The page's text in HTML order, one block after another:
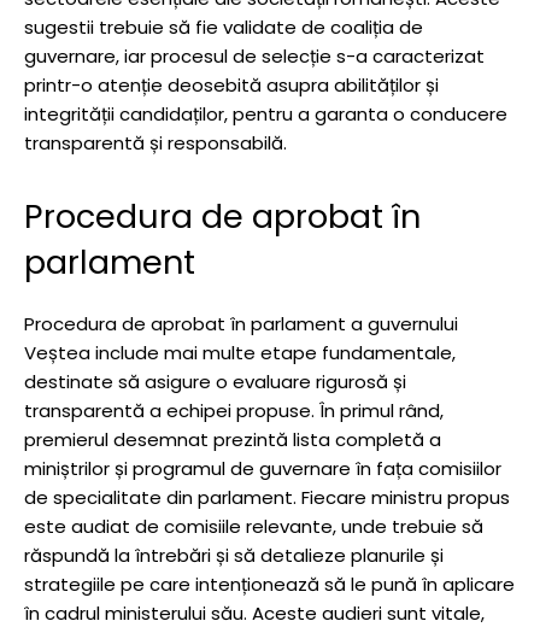
sugestii trebuie să fie validate de coaliția de
guvernare, iar procesul de selecție s-a caracterizat
printr-o atenție deosebită asupra abilităților și
integrității candidaților, pentru a garanta o conducere
transparentă și responsabilă.
Procedura de aprobat în
parlament
Procedura de aprobat în parlament a guvernului
Veștea include mai multe etape fundamentale,
destinate să asigure o evaluare rigurosă și
transparentă a echipei propuse. În primul rând,
premierul desemnat prezintă lista completă a
miniștrilor și programul de guvernare în fața comisiilor
de specialitate din parlament. Fiecare ministru propus
este audiat de comisiile relevante, unde trebuie să
răspundă la întrebări și să detalieze planurile și
strategiile pe care intenționează să le pună în aplicare
în cadrul ministerului său. Aceste audieri sunt vitale,